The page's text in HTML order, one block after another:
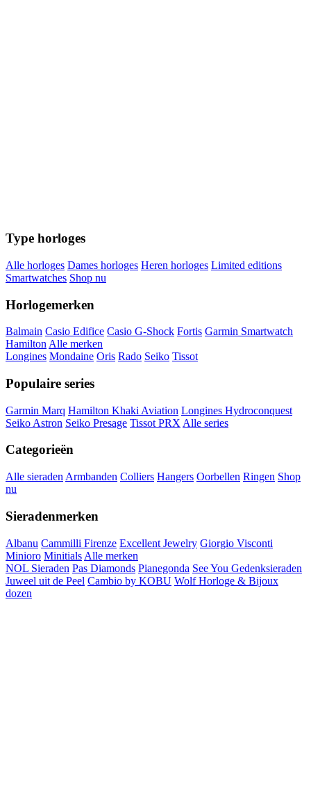
Type horloges
Alle horloges Dames horloges Heren horloges Limited editions
Smartwatches Shop nu
Horlogemerken
Balmain Casio Edifice Casio G-Shock Fortis Garmin Smartwatch
Hamilton Alle merken
Longines Mondaine Oris Rado Seiko Tissot
Populaire series
Garmin Marq Hamilton Khaki Aviation Longines Hydroconquest
Seiko Astron Seiko Presage Tissot PRX Alle series
Categorieën
Alle sieraden Armbanden Colliers Hangers Oorbellen Ringen Shop
nu
Sieradenmerken
Albanu Cammilli Firenze Excellent Jewelry Giorgio Visconti
Minioro Minitials Alle merken
NOL Sieraden Pas Diamonds Pianegonda See You Gedenksieraden
Juweel uit de Peel Cambio by KOBU Wolf Horloge & Bijoux
dozen